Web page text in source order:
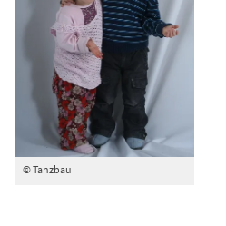
© Tanzbau